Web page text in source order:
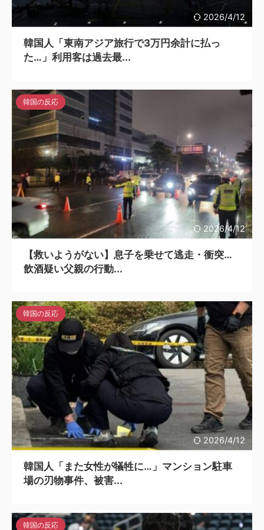
2026/4/12
韓国人「東南アジア旅行で3万円余計に払っ
た…」利用客は過去最...
2026/4/12
韓国の反応
【救いようがない】息子を乗せて逃走・衝突…
飲酒疑い父親の行動...
2026/4/12
韓国の反応
韓国人「また女性が犠牲に…」マンション駐車
場の刃物事件、被害...
韓国の反応